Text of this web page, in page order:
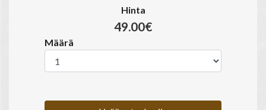
Hinta
49.00€
Määrä